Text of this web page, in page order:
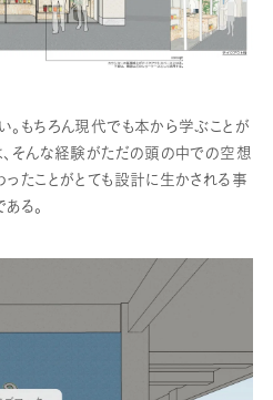
。もちろん現代でも本から学ぶことが
、そんな経験がただの頭の中での空想
たことがとても設計に生かされる事
る。